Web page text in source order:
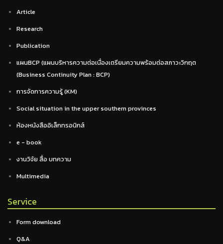
Article
Research
Publication
แผนBCP (แผนบริหารความต่อเนื่องเตรียมความพร้อมต่อสภาวะวิกฤต
(Business Continuity Plan : BCP)
การจัดการความรู้ (KM)
Social situation in the upper southern provinces
ห้องหนังสืออิเล็กทรอนิกส์
e - book
งานวิจัย สื่อ บทความ
Multimedia
Service
Form download
Q&A